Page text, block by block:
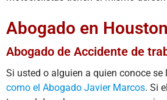
Abogado en
Abogado de Accidente de
Si usted o alguien a quien conoce
como el Abogado Javier Marcos. Si